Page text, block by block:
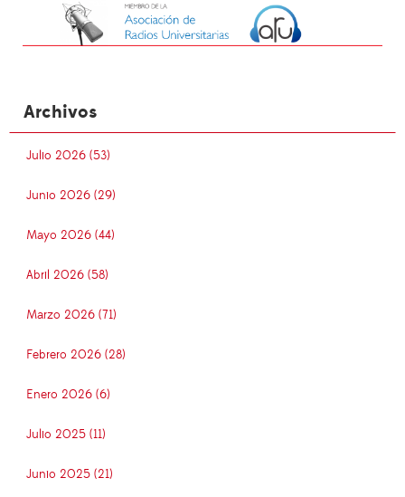
Archivos
Julio 2026 (53)
Junio 2026 (29)
Mayo 2026 (44)
Abril 2026 (58)
Marzo 2026 (71)
Febrero 2026 (28)
Enero 2026 (6)
Julio 2025 (11)
Junio 2025 (21)